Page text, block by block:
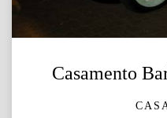
Casamento